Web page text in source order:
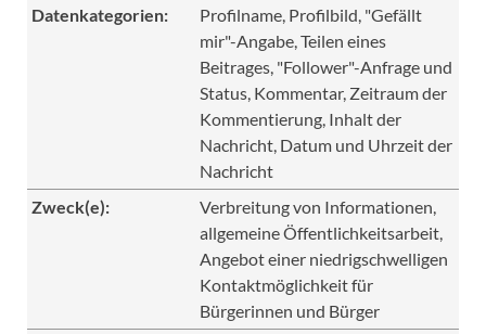
Datenkategorien:
Profilname, Profilbild, "Gefällt
mir"-Angabe, Teilen eines
Beitrages, "Follower"-Anfrage und
Status, Kommentar, Zeitraum der
Kommentierung, Inhalt der
Nachricht, Datum und Uhrzeit der
Nachricht
Zweck(e):
Verbreitung von Informationen,
allgemeine Öffentlichkeitsarbeit,
Angebot einer niedrigschwelligen
Kontaktmöglichkeit für
Bürgerinnen und Bürger